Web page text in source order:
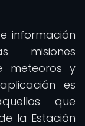
información
misiones
meteoros y
es
que
la Estación